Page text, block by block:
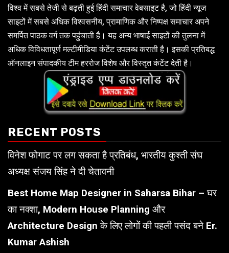
विश्व में सबसे तेजी से बढ़ती हुई हिंदी समाचार वेबसाइट है, जो हिंदी न्यूज
साइटों में सबसे अधिक विश्वसनीय, प्रामाणिक और निष्पक्ष समाचार अपने
समर्पित पाठक वर्ग तक पहुंचाती है। यह अन्य भाषाई साइटों की तुलना में
अधिक विविधतापूर्ण मल्टीमीडिया कंटेंट उपलब्ध कराती है। इसकी प्रतिबद्ध
ऑनलाइन संपादकीय टीम हररोज विशेष और विस्तृत कंटेंट देती है।
RECENT POSTS
विनेश फोगाट पर लग सकता है प्रतिबंध, भारतीय कुश्ती संघ
अध्यक्ष संजय सिंह ने दी चेतावनी
Best Home Map Designer in Saharsa Bihar – घर
का नक्शा, Modern House Planning और
Architecture Design के लिए लोगों की पहली पसंद बने Er.
Kumar Ashish